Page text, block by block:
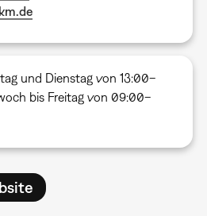
und Dienstag von 13:00–
bis Freitag von 09:00–